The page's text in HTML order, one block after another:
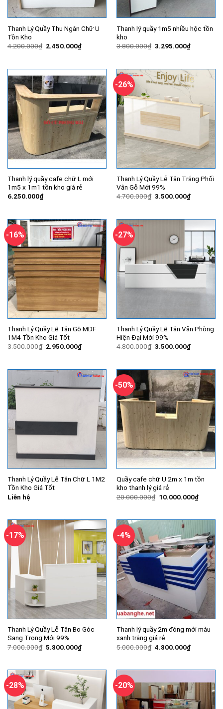
Thanh Lý Quầy Thu Ngân Chữ U
Tồn Kho
4.200.000₫ Giá
2.450.000₫Giá
hiện
2.450.000₫.
Thanh lý quầy 1m5 nhiều hộc tồn
kho
3.800.000₫ Giá
3.295.000₫Giá
hiện
Thanh lý quầy cafe chữ L mới
1m5 x 1m1 tồn kho giá rẻ
6.250.000₫
-26%
Thanh Lý Quầy Lễ Tân Trắng Phối
Vân Gỗ Mới 99%
4.700.000₫ Giá
3.500.000₫Giá
hiện
-16%
Thanh Lý Quầy Lễ Tân Gỗ MDF
1M4 Tồn Kho Giá Tốt
3.500.000₫ Giá
2.950.000₫Giá
hiện
2.950.000₫.
-27%
Thanh Lý Quầy Lễ Tân Văn Phòng
Hiện Đại Mới 99%
4.800.000₫ Giá
3.500.000₫Giá
hiện
Thanh Lý Quầy Lễ Tân Chữ L 1M2
Tồn Kho Giá Tốt
Liên hệ
-50%
Quầy cafe chữ U 2m x 1m tồn
kho thanh lý giá rẻ
20.000.000₫ Giá
10.000.000₫Giá
hiện
-17%
Thanh Lý Quầy Lễ Tân Bo Góc
Sang Trọng Mới 99%
7.000.000₫ Giá
5.800.000₫Giá
hiện
5.800.000₫.
-4%
Thanh lý quầy 2m đóng mới màu
xanh trắng giá rẻ
5.000.000₫ Giá
4.800.000₫Giá
hiện
-28% -20%